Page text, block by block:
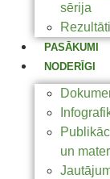
sērija
Rezultāti
PASĀKUMI
NODERĪGI
un